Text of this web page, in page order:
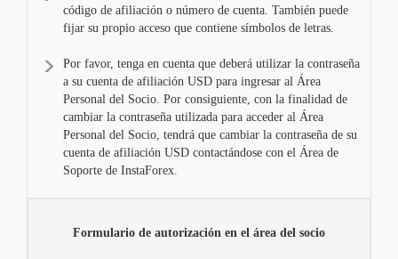
código de afiliación o número de cuenta. También puede
fijar su propio acceso que contiene símbolos de letras.
Por favor, tenga en cuenta que deberá utilizar la contraseña
a su cuenta de afiliación USD para ingresar al Área
Personal del Socio. Por consiguiente, con la finalidad de
cambiar la contraseña utilizada para acceder al Área
Personal del Socio, tendrá que cambiar la contraseña de su
cuenta de afiliación USD contactándose con el Área de
Soporte de InstaForex.
Formulario de autorización en el área del socio